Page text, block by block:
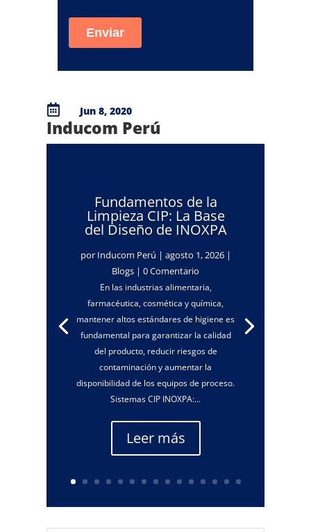
 Jun 8, 2020
Inducom Perú
Fundamentos de la
Limpieza CIP: La Base
del Diseño de INOXPA
por Inducom Perú | agosto 1, 2026|
Blogs | 0 Comentario
En las industrias alimentaria,
farmacéutica, cosmética y química,
mantener altos estándares de higiene es
fundamental para garantizar la calidad
del producto, reducir riesgos de
contaminación y aumentar la
disponibilidad de los equipos de proceso.
Sistemas CIP INOXPA:...
Leer más